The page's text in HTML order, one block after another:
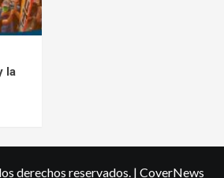
la
derechos reservados. | CoverNews